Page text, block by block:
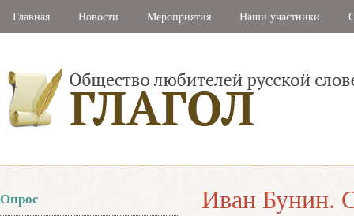
Главная Новости Мероприятия Наши участники
Иван Бунин.
Опрос